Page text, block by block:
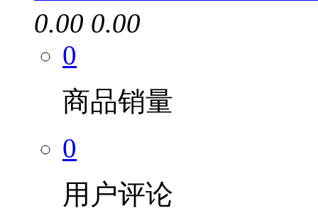
0.00 0.00
0
商品销量
0
用户评论